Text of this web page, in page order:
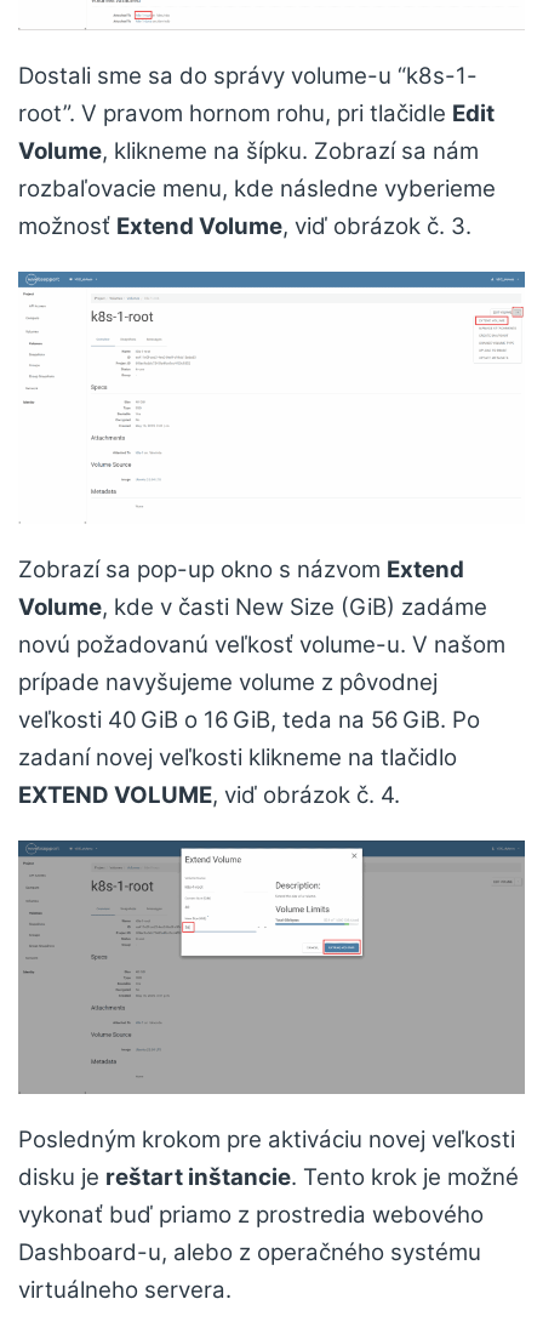
Dostali sme sa do správy volume-u “k8s-1-
root”. V pravom hornom rohu, pri tlačidle Edit
Volume, klikneme na šípku. Zobrazí sa nám
rozbaľovacie menu, kde následne vyberieme
možnosť Extend Volume, viď obrázok č. 3.
Zobrazí sa pop-up okno s názvom Extend
Volume, kde v časti New Size (GiB) zadáme
novú požadovanú veľkosť volume-u. V našom
prípade navyšujeme volume z pôvodnej
veľkosti 40 GiB o 16 GiB, teda na 56 GiB. Po
zadaní novej veľkosti klikneme na tlačidlo
EXTEND VOLUME, viď obrázok č. 4.
Posledným krokom pre aktiváciu novej veľkosti
disku je reštart inštancie. Tento krok je možné
vykonať buď priamo z prostredia webového
Dashboard-u, alebo z operačného systému
virtuálneho servera.